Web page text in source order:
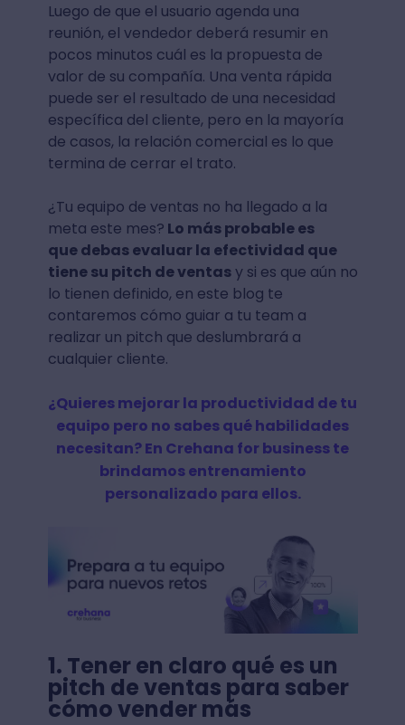
Luego de que el usuario agenda una
reunión, el vendedor deberá resumir en
pocos minutos cuál es la propuesta de
valor de su compañía. Una venta rápida
puede ser el resultado de una necesidad
específica del cliente, pero en la mayoría
de casos, la relación comercial es lo que
termina de cerrar el trato.
¿Tu equipo de ventas no ha llegado a la
meta este mes? Lo más probable es
que debas evaluar la efectividad que
tiene su pitch de ventasy si es que aún no
lo tienen definido, en este blog te
contaremos cómo guiar a tu team a
realizar un pitch que deslumbrará a
cualquier cliente.
¿Quieres mejorar la productividad de tu
equipo pero no sabes qué habilidades
necesitan? En Crehana for business te
brindamos entrenamiento
personalizado para ellos.
1. Tener en claro qué es un
pitch de ventas para saber
cómo vender más